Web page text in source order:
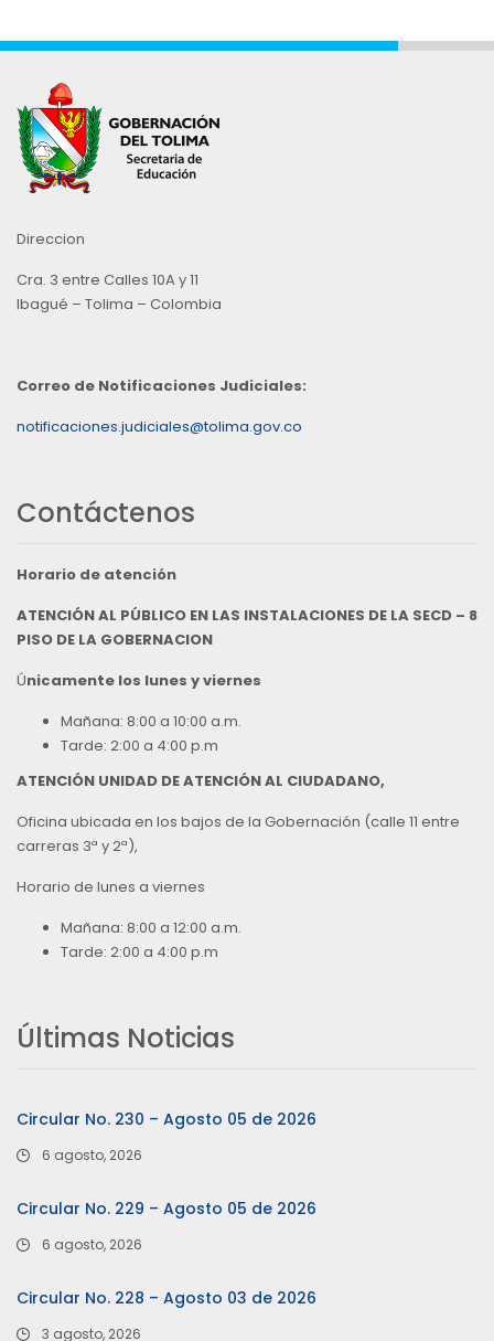
Direccion
Cra. 3 entre Calles 10A y 11
Ibagué – Tolima – Colombia
Correo de Notificaciones Judiciales:
notificaciones.judiciales@tolima.gov.co
Contáctenos
Horario de atención
ATENCIÓN AL PÚBLICO EN LAS INSTALACIONES DE LA SECD – 8
PISO DE LA GOBERNACION
Únicamente los lunes y viernes
Mañana: 8:00 a 10:00 a.m.
Tarde: 2:00 a 4:00 p.m
ATENCIÓN UNIDAD DE ATENCIÓN AL CIUDADANO,
Oficina ubicada en los bajos de la Gobernación (calle 11 entre
carreras 3ª y 2ª),
Horario de lunes a viernes
Mañana: 8:00 a 12:00 a.m.
Tarde: 2:00 a 4:00 p.m
Últimas Noticias
Circular No. 230 – Agosto 05 de 2026
6 agosto, 2026
Circular No. 229 – Agosto 05 de 2026
6 agosto, 2026
Circular No. 228 – Agosto 03 de 2026
3 agosto, 2026